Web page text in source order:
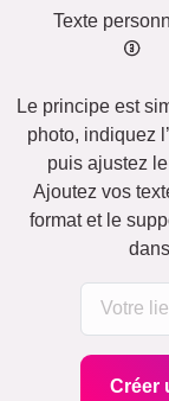
Texte
Le principe est
photo, indiquez
puis ajustez
Ajoutez vos
format et le
Créer